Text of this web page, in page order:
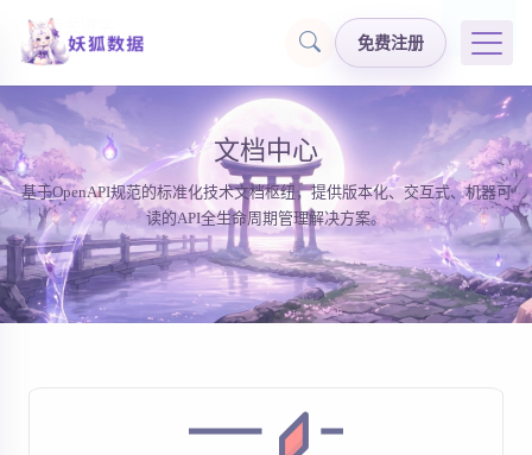
免费注册
文档中心
基于OpenAPI规范的标准化技术文档枢纽，提供版本化、交互式、机器可
读的API全生命周期管理解决方案。